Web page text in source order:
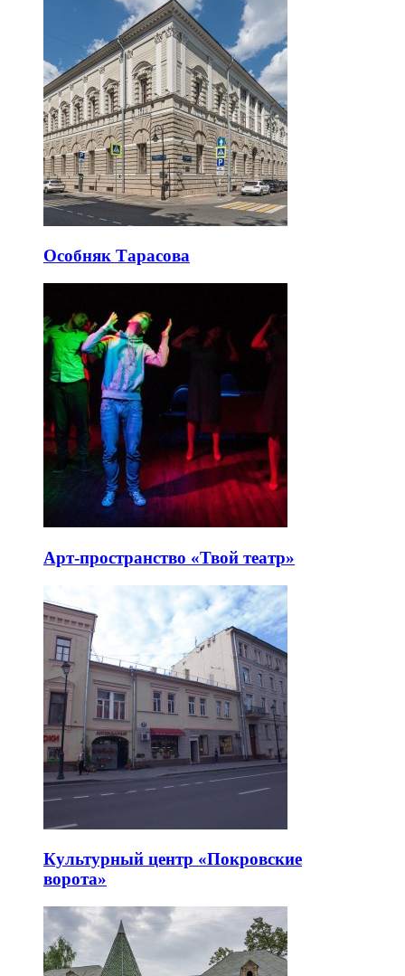
Особняк Тарасова
Арт-пространство «Твой театр»
Культурный центр «Покровские
ворота»